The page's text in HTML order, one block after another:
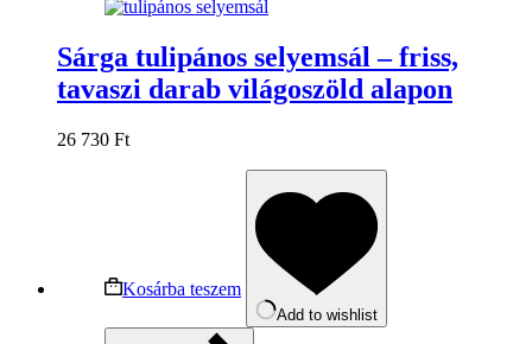
Sárga tulipános selyemsál – friss,
tavaszi darab világoszöld alapon
26 730 Ft
Kosárba teszem
Add to wishlist